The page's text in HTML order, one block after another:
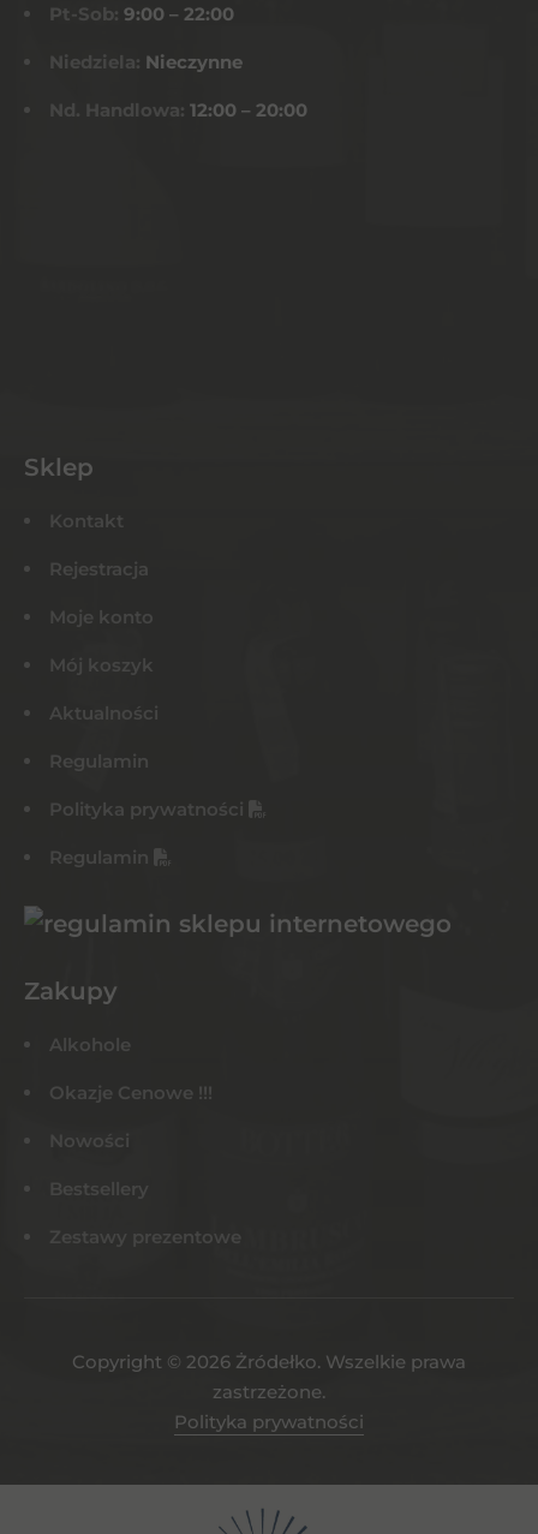
Pt-Sob: 9:00 – 22:00
Niedziela: Nieczynne
Nd. Handlowa: 12:00 – 20:00
Sklep
Kontakt
Rejestracja
Moje konto
Mój koszyk
Aktualności
Regulamin
Polityka prywatności
Regulamin
Zakupy
Alkohole
Okazje Cenowe !!!
Nowości
Bestsellery
Zestawy prezentowe
Copyright © 2026 Żródełko. Wszelkie prawa
zastrzeżone.
Polityka prywatności